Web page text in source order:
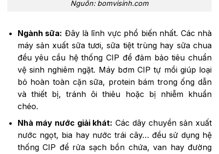
Nguồn: bomvisinh.com
Ngành sữa: Đây là lĩnh vực phổ biến nhất. Các nhà
máy sản xuất sữa tươi, sữa tiệt trùng hay sữa chua
đều yêu cầu hệ thống CIP để đảm bảo tiêu chuẩn
vệ sinh nghiêm ngặt. Máy bơm CIP tự mồi giúp loại
bỏ hoàn toàn cặn sữa, protein bám trong ống dẫn
và thiết bị, tránh ôi thiêu hoặc bị nhiễm khuẩn
chéo.
Nhà máy nước giải khát: Các dây chuyền sản xuất
nước ngọt, bia hay nước trái cây… đều sử dụng hệ
thống CIP để rửa sạch bồn chứa, van hay đường